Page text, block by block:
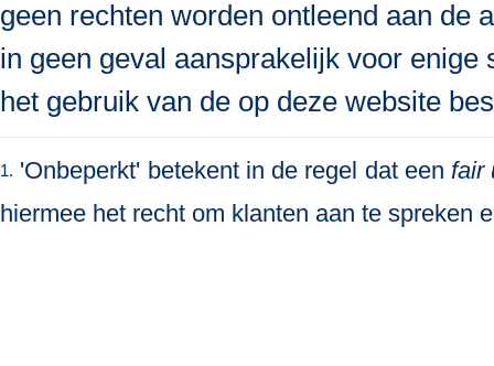
geen rechten worden ontleend aan de
in geen geval aansprakelijk voor
het gebruik van de op deze website
1. 'Onbeperkt' betekent in de regel dat een fair
hiermee het recht om klanten aan te spreken